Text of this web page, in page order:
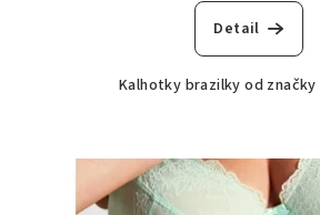
Detail
Kalhotky brazilky od značky